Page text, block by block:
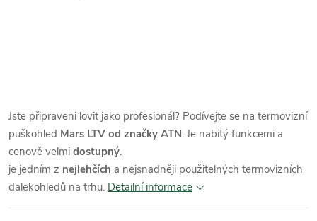
Jste připraveni lovit jako profesionál? Podívejte se na termovizní
puškohled Mars LTV od značky ATN. Je nabitý funkcemi a
cenově velmi dostupný.
je jedním z nejlehčích a nejsnadněji použitelných termovizních
dalekohledů na trhu. Detailní informace